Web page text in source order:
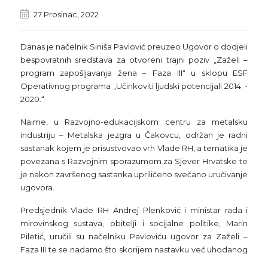
27 Prosinac, 2022
Danas je načelnik Siniša Pavlović preuzeo Ugovor o dodjeli
bespovratnih sredstava za otvoreni trajni poziv „Zaželi –
program zapošljavanja žena – Faza III“ u sklopu ESF
Operativnog programa „Učinkoviti ljudski potencijali 2014. -
2020.“
Naime, u Razvojno-edukacijskom centru za metalsku
industriju – Metalska jezgra u Čakovcu, održan je radni
sastanak kojem je prisustvovao vrh Vlade RH, a tematika je
povezana s Razvojnim sporazumom za Sjever Hrvatske te
je nakon završenog sastanka upriličeno svečano uručivanje
ugovora.
Predsjednik Vlade RH Andrej Plenković i ministar rada i
mirovinskog sustava, obitelji i socijalne politike, Marin
Piletić, uručili su načelniku Pavloviću ugovor za Zaželi –
Faza III te se nadamo što skorijem nastavku već uhodanog